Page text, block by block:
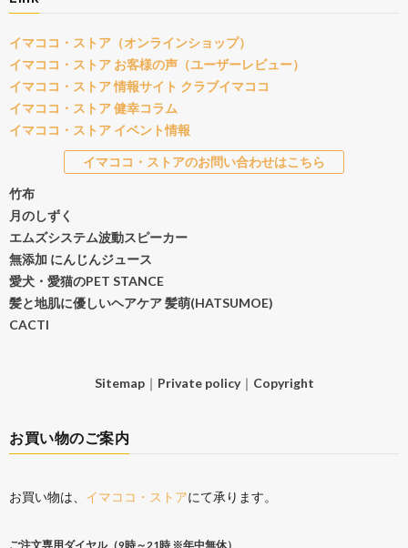
イマココ・ストア（オンラインショップ）
イマココ・ストア お客様の声（ユーザーレビュー）
イマココ・ストア 情報サイト クラブイマココ
イマココ・ストア 健幸コラム
イマココ・ストア イベント情報
イマココ・ストアのお問い合わせはこちら
竹布
月のしずく
エムズシステム波動スピーカー
無添加 にんじんジュース
愛犬・愛猫のPET STANCE
髪と地肌に優しいヘアケア 髪萌(HATSUMOE)
CACTI
Sitemap｜ Private policy｜ Copyright
お買い物のご案内
お買い物は、 イマココ・ストアにて承ります。
ご注文専用ダイヤル（9時～21時 ※年中無休）